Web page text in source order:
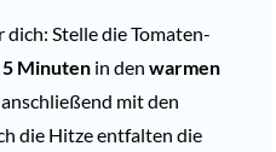
Stelle die Tomaten-
5 Minuten in den warmen
mit den
die Hitze entfalten die